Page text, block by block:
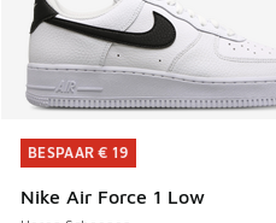
BESPAAR € 19
Nike Air Force 1 Low
BESPAAR € 19